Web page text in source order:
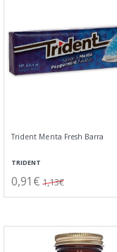
Trident Menta Fresh Barra
TRIDENT
0,91€ 1,13€